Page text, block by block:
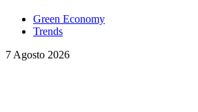
Green Economy
Trends
7 Agosto 2026